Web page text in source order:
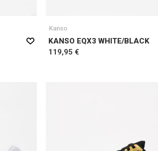
Kanso
KANSO EQX3 WHITE/BLACK
119,95 €